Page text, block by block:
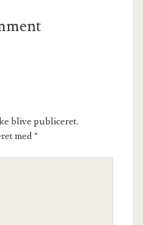
blive publiceret.
med*